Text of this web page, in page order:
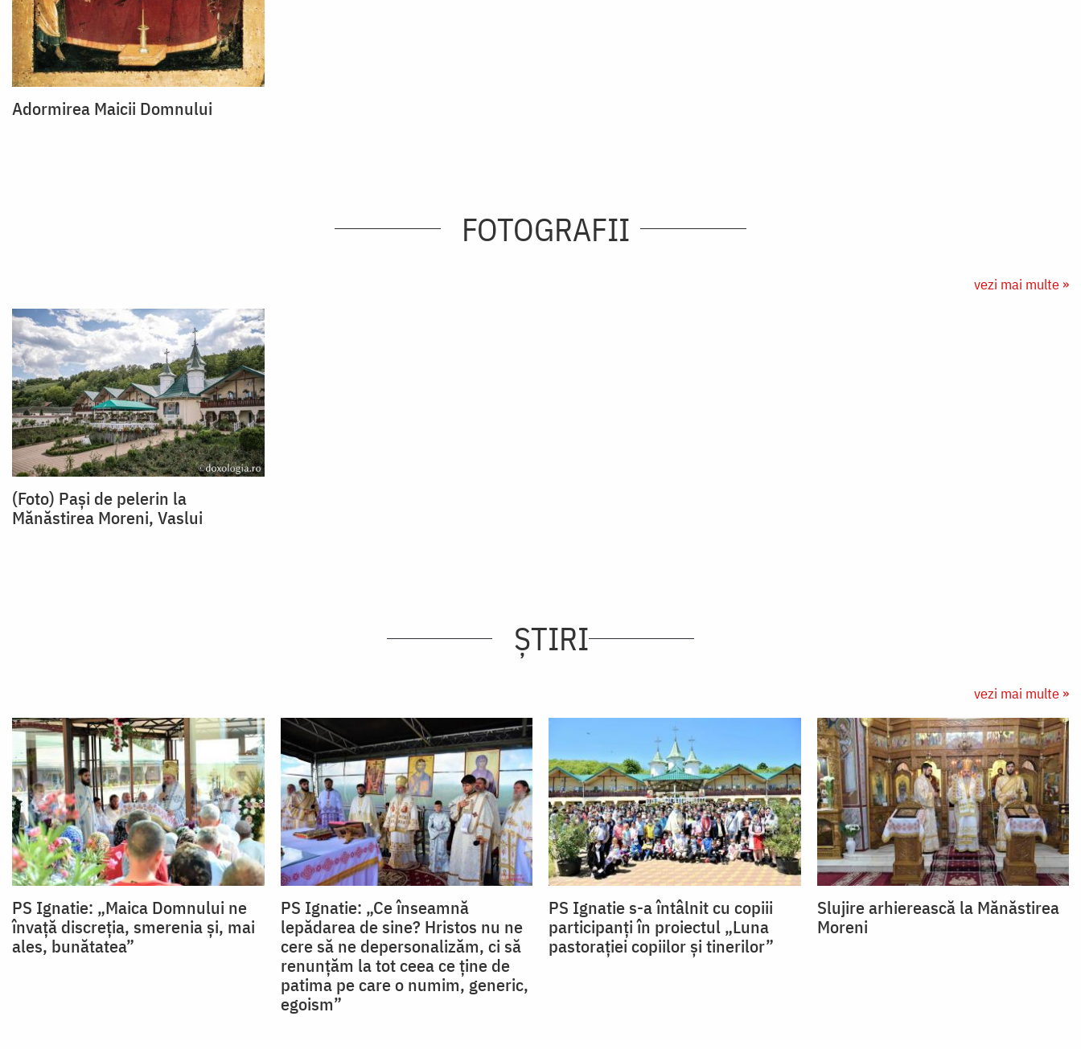
Adormirea Maicii Domnului
FOTOGRAFII
vezi mai multe »
(Foto) Pași de pelerin la
Mănăstirea Moreni, Vaslui
ȘTIRI
vezi mai multe »
PS Ignatie: „Maica Domnului ne
învață discreția, smerenia și, mai
ales, bunătatea”
PS Ignatie: „Ce înseamnă
lepădarea de sine? Hristos nu ne
cere să ne depersonalizăm, ci să
renunțăm la tot ceea ce ține de
patima pe care o numim, generic,
egoism”
PS Ignatie s-a întâlnit cu copiii
participanți în proiectul „Luna
pastorației copiilor și tinerilor”
Slujire arhierească la Mănăstirea
Moreni